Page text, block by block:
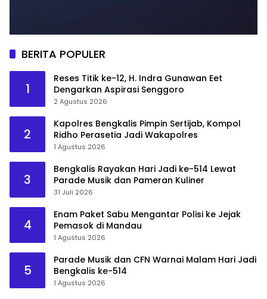
BERITA POPULER
1
Reses Titik ke-12, H. Indra Gunawan Eet
Dengarkan Aspirasi Senggoro
2 Agustus 2026
2
Kapolres Bengkalis Pimpin Sertijab, Kompol
Ridho Perasetia Jadi Wakapolres
1 Agustus 2026
3
Bengkalis Rayakan Hari Jadi ke-514 Lewat
Parade Musik dan Pameran Kuliner
31 Juli 2026
4
Enam Paket Sabu Mengantar Polisi ke Jejak
Pemasok di Mandau
1 Agustus 2026
5
Parade Musik dan CFN Warnai Malam Hari Jadi
Bengkalis ke-514
1 Agustus 2026